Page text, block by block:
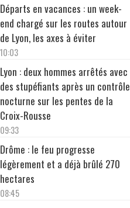
Départs en vacances : un week-
end chargé sur les routes autour
de Lyon, les axes à éviter
10:03
Lyon : deux hommes arrêtés avec
des stupéfiants après un contrôle
nocturne sur les pentes de la
Croix-Rousse
09:33
Drôme : le feu progresse
légèrement et a déjà brûlé 270
hectares
08:45